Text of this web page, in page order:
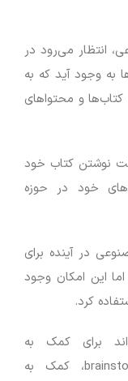
انتظار می‌رود در
به وجود آید که به
کتاب‌ها و محتواهای
نوشتن کتاب خود
خود در حوزه
در آینده برای
این امکان وجود
کرد.
برای کمک به
نویسندگان در ایده پردازی یا brainstorming، کمک به